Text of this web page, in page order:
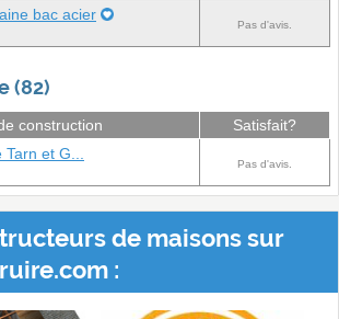
bac acier
Pas d'avis.
(82)
construction
Satisfait?
et G...
Pas d'avis.
de maisons sur
: